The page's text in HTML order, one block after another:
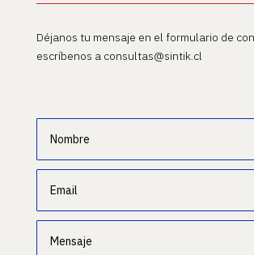
Déjanos tu mensaje en el formulario de
escríbenos a consultas@sintik.cl